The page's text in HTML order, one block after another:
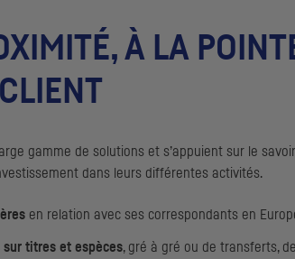
À LA
gamme de solutions et s’appuient sur le
dans leurs différentes activités.
en relation avec ses correspondants en
titres et espèces, gré à gré ou de transferts,